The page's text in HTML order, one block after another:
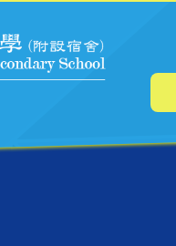
主
航